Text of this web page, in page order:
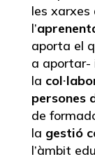
les xarxes
l’
aporta el
a aportar-
la
persones
de
la gestió
l’àmbit